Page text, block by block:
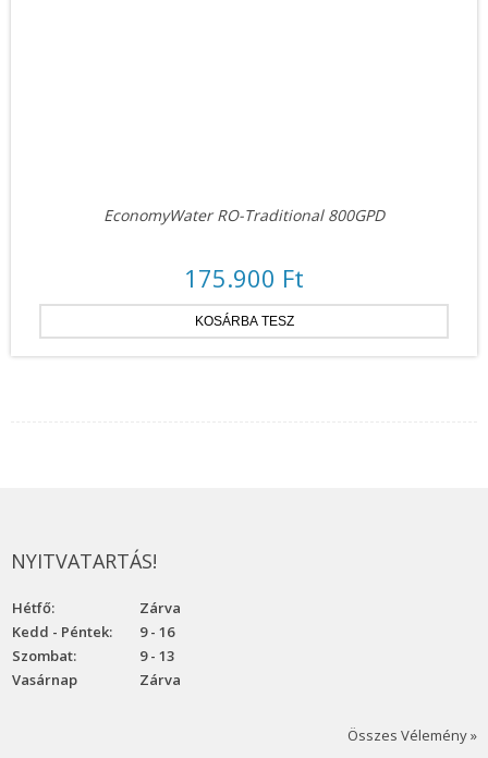
EconomyWater RO-Traditional 800GPD
175.900 Ft
NYITVATARTÁS!
Hétfő:
Zárva
Kedd - Péntek:
9 - 16
Szombat:
9 - 13
Vasárnap
Zárva
Összes Vélemény »